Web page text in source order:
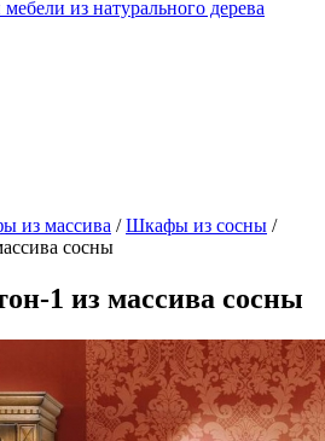
из натурального дерева
из массива /Шкафы из сосны /
сосны
1 из массива сосны